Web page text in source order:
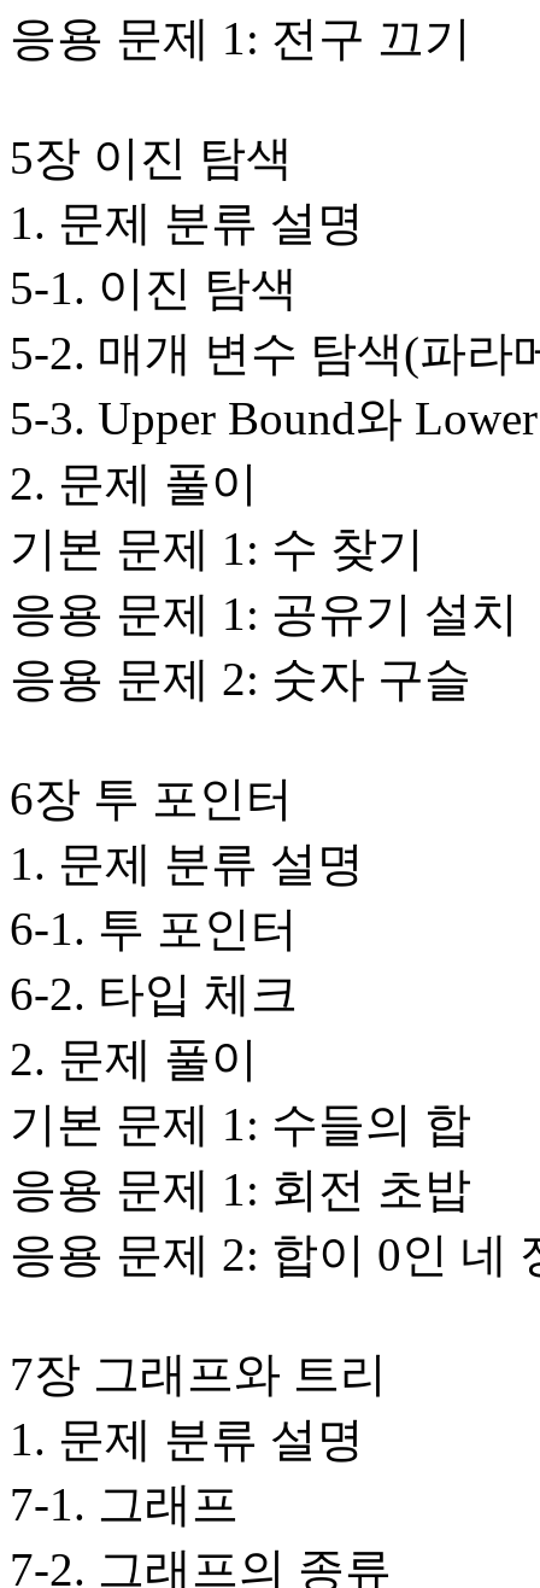
응용 문제 1: 전구 끄기
5장 이진 탐색
1. 문제 분류 설명
5-1. 이진 탐색
5-2. 매개 변수 탐색(파라
5-3. Upper Bound와
2. 문제 풀이
기본 문제 1: 수 찾기
응용 문제 1: 공유기 설치
응용 문제 2: 숫자 구슬
6장 투 포인터
1. 문제 분류 설명
6-1. 투 포인터
6-2. 타입 체크
2. 문제 풀이
기본 문제 1: 수들의 합
응용 문제 1: 회전 초밥
응용 문제 2: 합이 0인 네
7장 그래프와 트리
1. 문제 분류 설명
7-1. 그래프
7-2. 그래프의 종류